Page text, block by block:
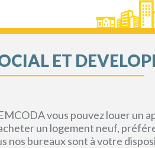
ET
vous pouvez louer un
un logement neuf,
nos bureaux sont à votre